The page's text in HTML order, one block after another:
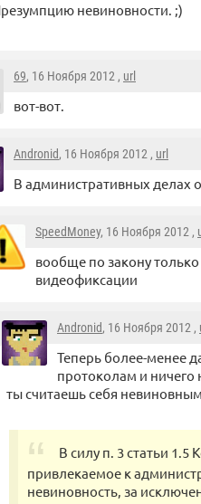
невиновности. ;)
69, 16 Ноября 2012 , url
вот-вот.
Andronid, 16 Ноября 2012 , url
В административных делах
SpeedMoney, 16 Ноября 2012 ,
вообще по закону
видеофиксации
Andronid, 16 Ноября 2012 ,
Теперь более-менее
протоколам и ничего
ты считаешь себя
В силу п. 3 статьи
привлекаемое к
невиновность, за